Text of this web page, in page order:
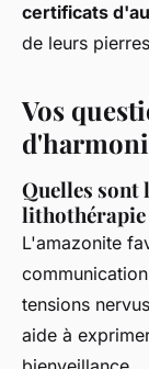
certificats
de leurs
Vos
Quelles sont
lithothérapie
L'amazonite
tensions
aide à